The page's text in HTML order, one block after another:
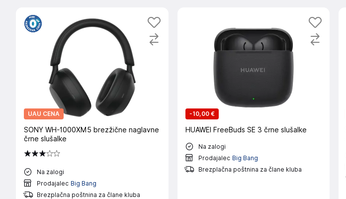
UAU CENA
SONY WH-1000XM5 brezžične naglavne
črne slušalke
Na zalogi
Prodajalec Big Bang
Brezplačna poštnina za člane kluba
-10,00 €
HUAWEI FreeBuds SE 3 črne slušalke
Na zalogi
Prodajalec Big Bang
Brezplačna poštnina za člane kluba